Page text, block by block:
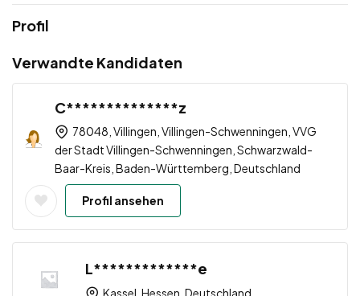
Profil
Verwandte Kandidaten
C**************z
78048, Villingen, Villingen-Schwenningen, VVG
der Stadt Villingen-Schwenningen, Schwarzwald-
Baar-Kreis, Baden-Württemberg, Deutschland
Profil ansehen
L*************e
Kassel, Hessen, Deutschland